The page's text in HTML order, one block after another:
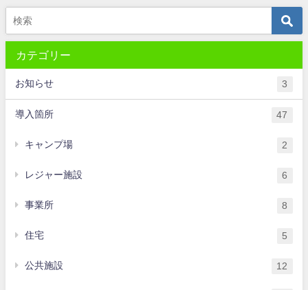
カテゴリー
お知らせ 3
導入箇所 47
キャンプ場 2
レジャー施設 6
事業所 8
住宅 5
公共施設 12